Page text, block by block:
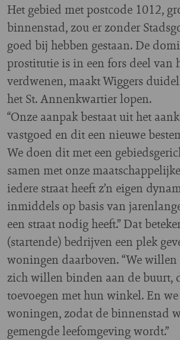
Het gebied met postcode 1012,
binnenstad, zou er zonder
goed bij hebben gestaan. De
prostitutie is in een fors deel van
verdwenen, maakt Wiggers
het St. Annenkwartier lopen.
“Onze aanpak bestaat uit het
vastgoed en dit een nieuwe
We doen dit met een
samen met onze
iedere straat heeft z’n eigen
inmiddels op basis van
een straat nodig heeft.” Dat
(startende) bedrijven een plek
woningen daarboven. “We
zich willen binden aan de buurt,
toevoegen met hun winkel. En we
woningen, zodat de binnenstad
gemengde leefomgeving wordt.”